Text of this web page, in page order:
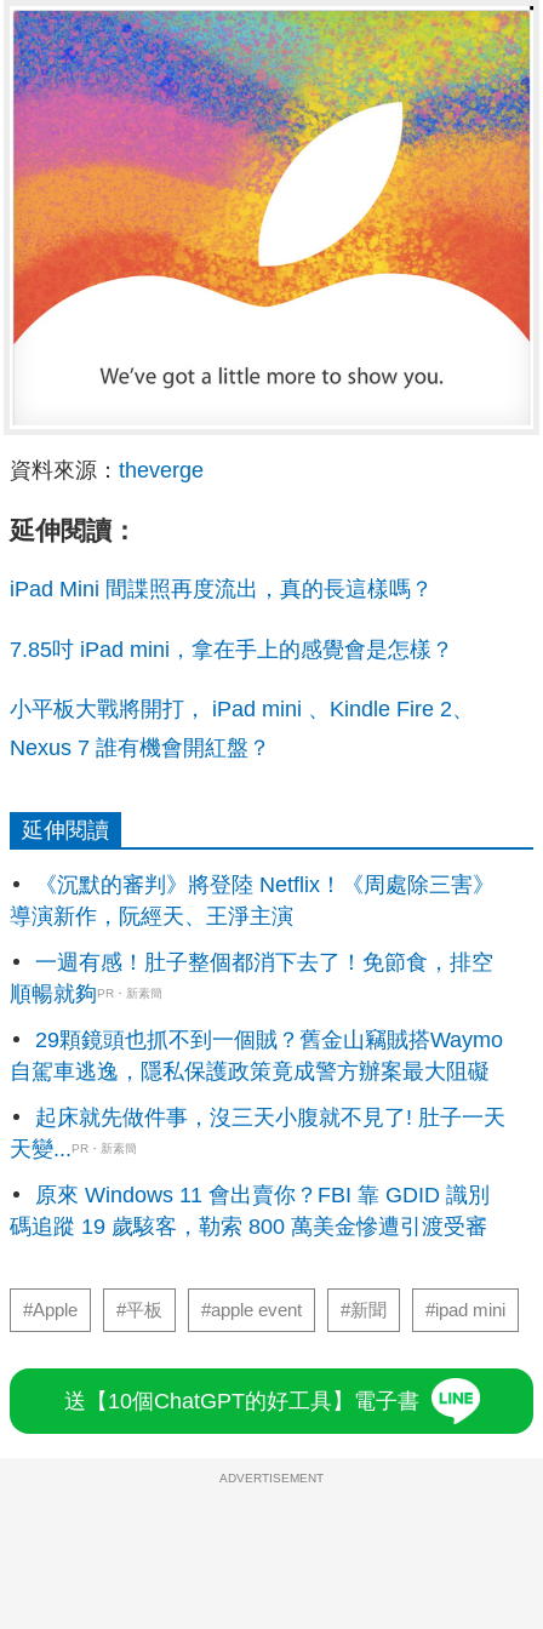
資料來源： theverge
延伸閱讀：
iPad Mini 間諜照再度流出，真的長這樣嗎？
7.85吋 iPad mini ，拿在手上的感覺會是怎樣？
小平板大戰將開打， iPad mini 、Kindle Fire 2、
Nexus 7 誰有機會開紅盤？
延伸閱讀
《沉默的審判》將登陸 Netflix！《周處除三害》
導演新作，阮經天、王淨主演
一週有感！肚子整個都消下去了！免節食，排空
順暢就夠PR・新素簡
29顆鏡頭也抓不到一個賊？舊金山竊賊搭Waymo
自駕車逃逸，隱私保護政策竟成警方辦案最大阻礙
起床就先做件事，沒三天小腹就不見了! 肚子一天
天變...PR・新素簡
原來 Windows 11 會出賣你？FBI 靠 GDID 識別
碼追蹤 19 歲駭客，勒索 800 萬美金慘遭引渡受審
#Apple #平板 #apple event #新聞 #ipad mini
送【10個ChatGPT的好工具】電子書
ADVERTISEMENT